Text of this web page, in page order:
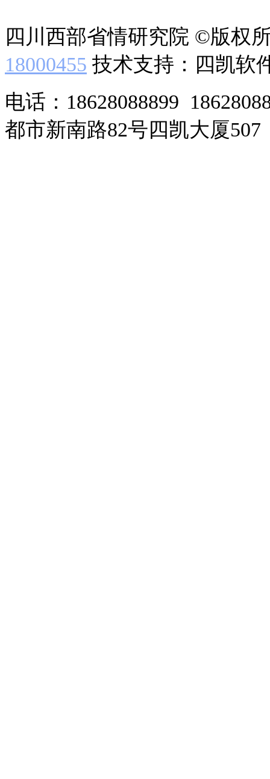
四川西部省情研究院 ©版权
18000455 技术支持：四凯软
电话：18628088899
都市新南路82号四凯大厦507